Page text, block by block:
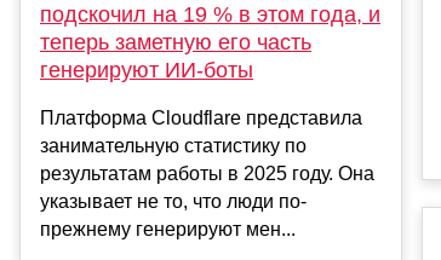
подскочил на 19 % в этом года, и
теперь заметную его часть
генерируют ИИ-боты
Платформа Cloudflare представила
занимательную статистику по
результатам работы в 2025 году. Она
указывает не то, что люди по-
прежнему генерируют мен...